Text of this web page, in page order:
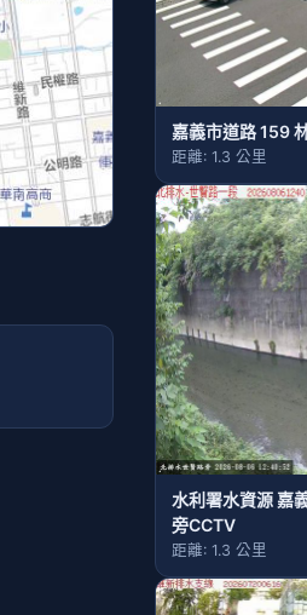
嘉義市道路 159
距離: 1.3 公里
水利署水資源 嘉
旁CCTV
距離: 1.3 公里